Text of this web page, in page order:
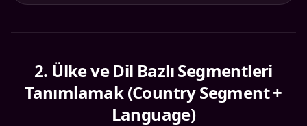
2. Ülke ve Dil Bazlı Segmentleri
Tanımlamak (Country Segment +
Language)